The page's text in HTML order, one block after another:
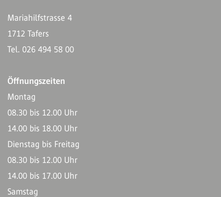
Mariahilfstrasse 4
1712 Tafers
Tel. 026 494 58 00
Öffnungszeiten
Montag
08.30 bis 12.00 Uhr
14.00 bis 18.00 Uhr
Dienstag bis Freitag
08.30 bis 12.00 Uhr
14.00 bis 17.00 Uhr
Samstag